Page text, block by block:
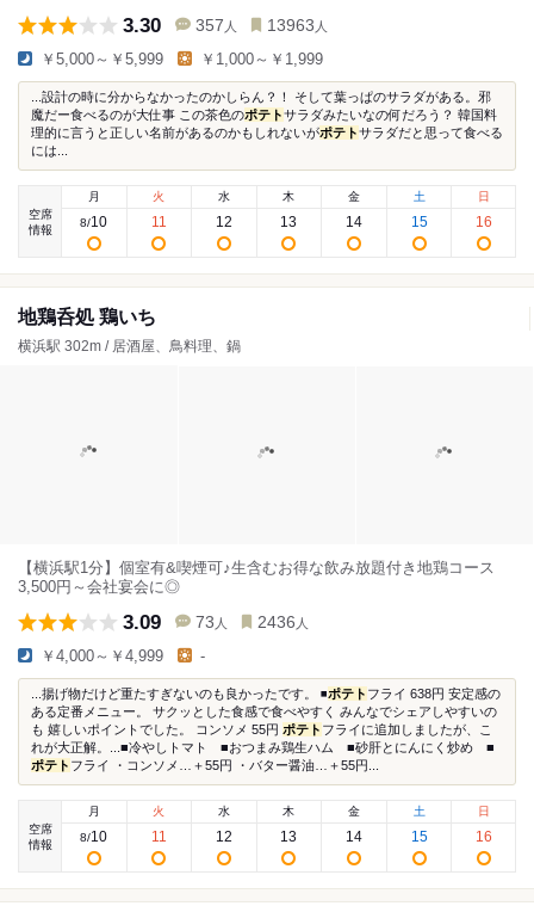
3.30 357 人 13963 人
￥5,000～￥5,999 ￥1,000～￥1,999
...設計の時に分からなかったのかしらん？！ そして葉っぱのサラダがある。邪
魔だー食べるのが大仕事 この茶色のポテトサラダみたいなの何だろう？ 韓国料
理的に言うと正しい名前があるのかもしれないがポテトサラダだと思って食べる
には...
空席
情報
月
8/10
火
11
水
12
木
13
金
14
土
15
日
16
地鶏呑処 鶏いち
横浜駅 302m / 居酒屋、鳥料理、鍋
【横浜駅1分】個室有&喫煙可♪生含むお得な飲み放題付き地鶏コース
3,500円～会社宴会に◎
3.09 73 人 2436 人
￥4,000～￥4,999 -
...揚げ物だけど重たすぎないのも良かったです。 ◾️ポテト フライ 638円 安定感の
ある定番メニュー。 サクッとした食感で食べやすく みんなでシェアしやすいの
も 嬉しいポイントでした。 コンソメ 55円 ポテト フライに追加しましたが、こ
れが大正解。...■冷やしトマト ■おつまみ鶏生ハム ■砂肝とにんにく炒め ■
ポテト フライ ・コンソメ…＋55円 ・バター醤油…＋55円...
空席
情報
月
8/10
火
11
水
12
木
13
金
14
土
15
日
16